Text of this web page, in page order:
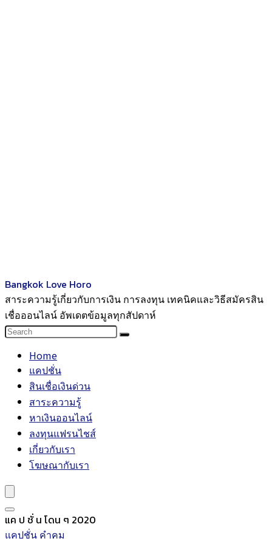
Bangkok Love Horo
สาระความรู้เกี่ยวกับการเงิน การลงทุน เทคนิคและวิธีสมัครสิน
เชื่อออนไลน์ อัพเดตข้อมูลทุกสัปดาห์
Home
แคปชั่น
สินเชื่อเงินด่วน
สาระความรู้
หาเงินออนไลน์
ลงทุนแฟรนไชส์
เกี่ยวกับเรา
โฆษณากับเรา
แค ป ชั่ น โดน ๆ 2020
แคปชั่น คำคม